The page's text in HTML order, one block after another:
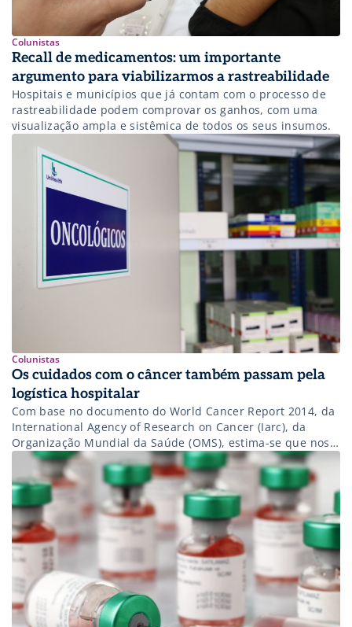
Colunistas
Recall de medicamentos: um importante
argumento para viabilizarmos a rastreabilidade
Hospitais e municípios que já contam com o processo de
rastreabilidade podem comprovar os ganhos, com uma
visualização ampla e sistêmica de todos os seus insumos.
Colunistas
Os cuidados com o câncer também passam pela
logística hospitalar
Com base no documento do World Cancer Report 2014, da
International Agency of Research on Cancer (Iarc), da
Organização Mundial da Saúde (OMS), estima-se que nos
países em desenvolvimento, como o Brasil, as próximas
décadas revelem um impacto gigantesco do câncer sobre a
população, correspondendo a 80% dos mais de 20 milhões
de novos casos […]